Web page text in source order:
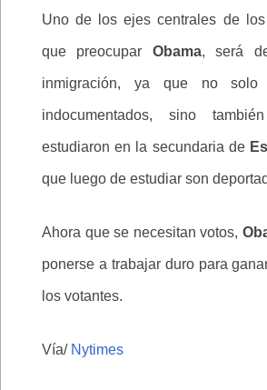
Uno de los ejes centrales de
que preocupar Obama, será
inmigración, ya que no
indocumentados, sino
estudiaron en la secundaria de
que luego de estudiar son
Ahora que se necesitan votos,
ponerse a trabajar duro para
los votantes.
Vía/ Nytimes